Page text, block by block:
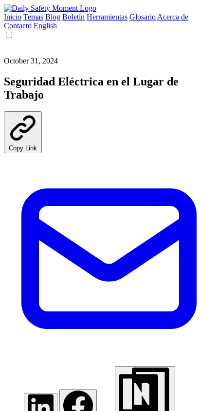
Inicio Temas Blog Boletín Herramientas Glosario Acerca de
Contacto English
October 31, 2024
Seguridad Eléctrica en el Lugar de
Trabajo
Copy Link